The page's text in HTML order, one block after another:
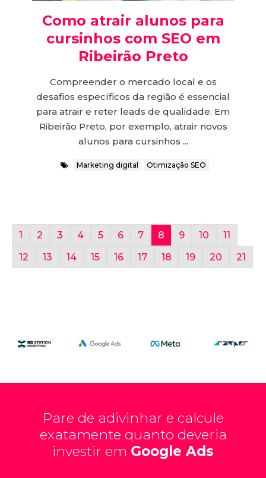
Como atrair alunos para
cursinhos com SEO em
Ribeirão Preto
Compreender o mercado local e os
desafios específicos da região é essencial
para atrair e reter leads de qualidade. Em
Ribeirão Preto, por exemplo, atrair novos
alunos para cursinhos ...
Marketing digital Otimização SEO
1 2 3 4 5 6 7 8 9 10
11
12
13 14 15 16 17 18 19 20 21
Pare de adivinhar e calcule
exatamente quanto deveria
investir em Google Ads